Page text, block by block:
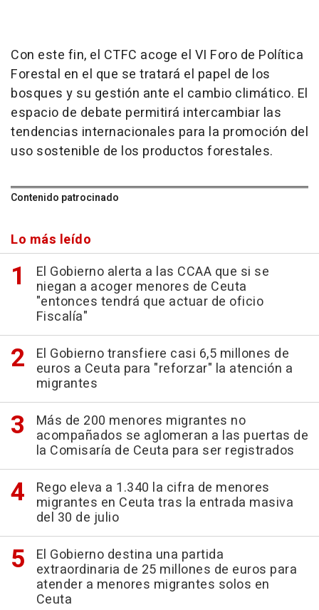
Con este fin, el CTFC acoge el VI Foro de Política
Forestal en el que se tratará el papel de los
bosques y su gestión ante el cambio climático. El
espacio de debate permitirá intercambiar las
tendencias internacionales para la promoción del
uso sostenible de los productos forestales.
Contenido patrocinado
Lo más leído
El Gobierno alerta a las CCAA que si se
niegan a acoger menores de Ceuta
"entonces tendrá que actuar de oficio
Fiscalía"
El Gobierno transfiere casi 6,5 millones de
euros a Ceuta para "reforzar" la atención a
migrantes
Más de 200 menores migrantes no
acompañados se aglomeran a las puertas de
la Comisaría de Ceuta para ser registrados
Rego eleva a 1.340 la cifra de menores
migrantes en Ceuta tras la entrada masiva
del 30 de julio
El Gobierno destina una partida
extraordinaria de 25 millones de euros para
atender a menores migrantes solos en
Ceuta